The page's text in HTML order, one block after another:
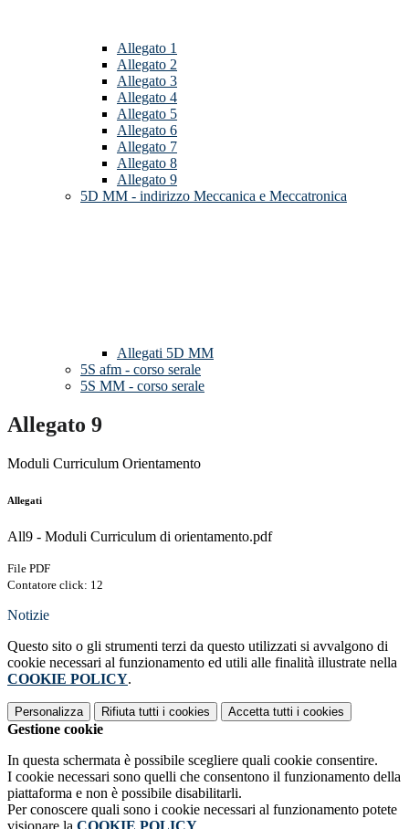
Allegato 1
Allegato 2
Allegato 3
Allegato 4
Allegato 5
Allegato 6
Allegato 7
Allegato 8
Allegato 9
5D MM - indirizzo Meccanica e Meccatronica
Allegati 5D MM
5S afm - corso serale
5S MM - corso serale
Allegato 9
Moduli Curriculum Orientamento
Allegati
All9 - Moduli Curriculum di orientamento.pdf
File PDF
Contatore click: 12
Notizie
Questo sito o gli strumenti terzi da questo utilizzati si avvalgono di
cookie necessari al funzionamento ed utili alle finalità illustrate nella
COOKIE POLICY.
Personalizza Rifiuta tutti i cookies Accetta tutti i cookies
Gestione cookie
In questa schermata è possibile scegliere quali cookie consentire.
I cookie necessari sono quelli che consentono il funzionamento della
piattaforma e non è possibile disabilitarli.
Per conoscere quali sono i cookie necessari al funzionamento potete
visionare la COOKIE POLICY.